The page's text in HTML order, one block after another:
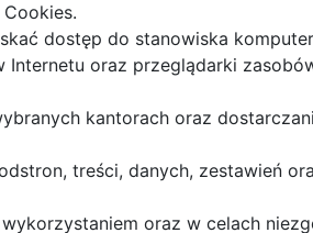
dostęp do stanowiska
oraz przeglądarki
kantorach oraz
treści, danych, zestawień
oraz w celach